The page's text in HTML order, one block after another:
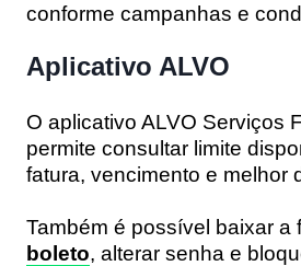
conforme campanhas e
Aplicativo ALVO
O aplicativo ALVO Serviços
permite consultar limite
fatura, vencimento e melhor
Também é possível baixar a
boleto, alterar senha e